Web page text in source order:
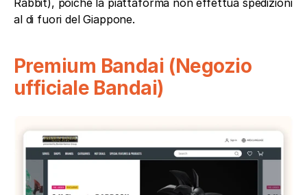
Rabbit), poiché la piattaforma non effettua spedizioni
al di fuori del Giappone.
Premium Bandai (Negozio
ufficiale Bandai)